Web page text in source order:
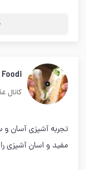
Foodi
کانال
تجربه آشپزی آسان و
مفید و اسان آشپزی